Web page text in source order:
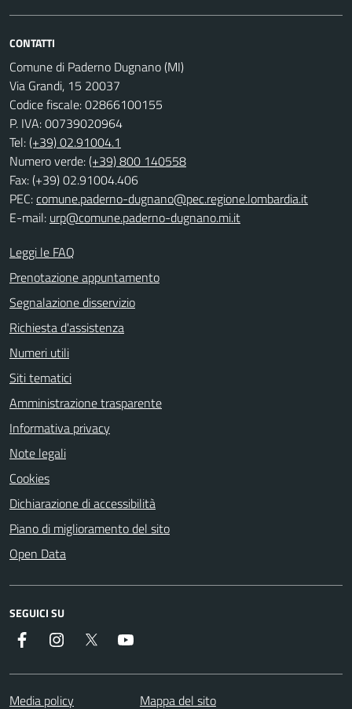
CONTATTI
Comune di Paderno Dugnano (MI)
Via Grandi, 15 20037
Codice fiscale: 02866100155
P. IVA: 00739020964
Tel:(+39) 02.91004.1
Numero verde:(+39) 800 140558
Fax: (+39) 02.91004.406
PEC:comune.paderno-dugnano@pec.regione.lombardia.it
E-mail: urp@comune.paderno-dugnano.mi.it
Leggi le FAQ
Prenotazione appuntamento
Segnalazione disservizio
Richiesta d'assistenza
Numeri utili
Siti tematici
Amministrazione trasparente
Informativa privacy
Note legali
Cookies
Dichiarazione di accessibilità
Piano di miglioramento del sito
Open Data
SEGUICI SU
Facebook InstagramTwitter
Media policy Mappa del sito